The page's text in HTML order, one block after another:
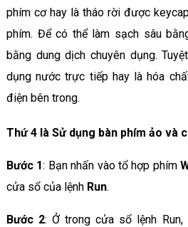
phím cơ hay là tháo rời được
phím. Để có thể làm sạch sâu
bằng dung dịch chuyên dụng.
dụng nước trực tiếp hay là hóa
điện bên trong.
Thứ 4 là Sử dụng bàn phím ảo và
Bước 1: Bạn nhấn vào tổ hợp phím
cửa sổ của lệnh Run.
Bước 2: Ở trong cửa sổ lệnh